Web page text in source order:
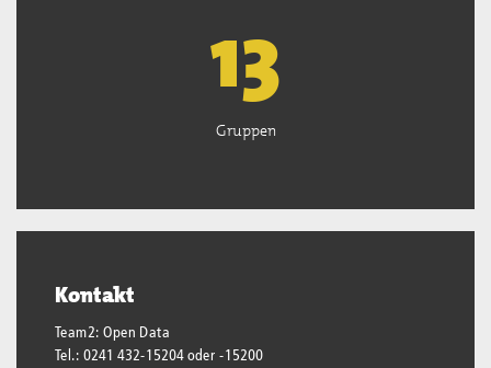
13
Gruppen
Kontakt
Team2: Open Data
Tel.: 0241 432-15204 oder -15200